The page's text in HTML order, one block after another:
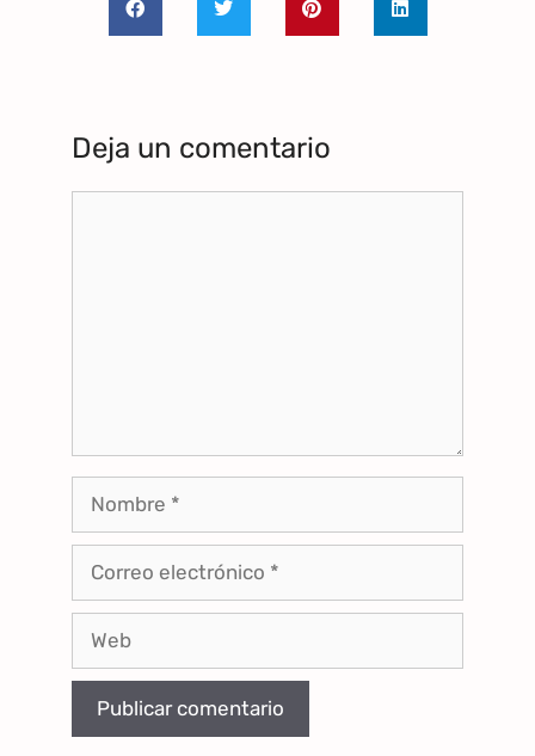
Deja un comentario